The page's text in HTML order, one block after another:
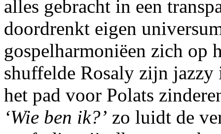
alles gebracht in een
doordrenkt eigen
gospelharmoniëen zich op
shuffelde Rosaly zijn jazzy
het pad voor Polats
‘Wie ben ik?’ zo luidt de